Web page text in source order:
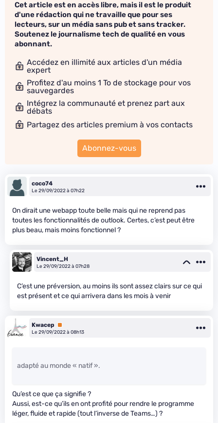
Cet article est en accès libre, mais il est le produit
d'une rédaction qui ne travaille que pour ses
lecteurs, sur un média sans pub et sans tracker.
Soutenez le journalisme tech de qualité en vous
abonnant.
Accédez en illimité aux articles d'un média
expert
Profitez d'au moins 1 To de stockage pour vos
sauvegardes
Intégrez la communauté et prenez part aux
débats
Partagez des articles premium à vos contacts
Abonnez-vous
coco74
Le 29/09/2022 à 07h22
On dirait une webapp toute belle mais qui ne reprend pas
toutes les fonctionnalités de outlook. Certes, c’est peut être
plus beau, mais moins fonctionnel ?
Vincent_H
Le 29/09/2022 à 07h28
C’est une préversion, au moins ils sont assez clairs sur ce qui
est présent et ce qui arrivera dans les mois à venir
Kwacep
Premium
Le 29/09/2022 à 08h13
adapté au monde « natif ».
Qu’est ce que ça signifie ?
Aussi, est-ce qu’ils en ont profité pour rendre le programme
léger, fluide et rapide (tout l’inverse de Teams…) ?